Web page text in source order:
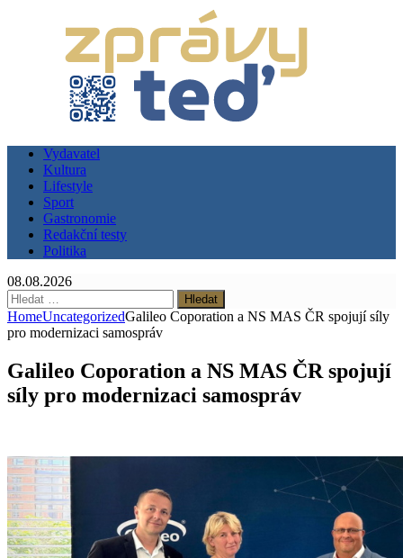
Vydavatel
Kultura
Lifestyle
Sport
Gastronomie
Redakční testy
Politika
08.08.2026
Vyhledávání
HomeUncategorizedGalileo Coporation a NS MAS ČR spojují síly
pro modernizaci samospráv
Galileo Coporation a NS MAS ČR spojují
síly pro modernizaci samospráv